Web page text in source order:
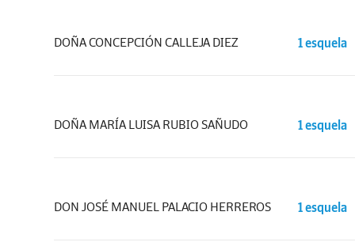
DOÑA CONCEPCIÓN CALLEJA DIEZ 1 esquela
DOÑA MARÍA LUISA RUBIO SAÑUDO 1 esquela
DON JOSÉ MANUEL PALACIO HERREROS 1 esquela